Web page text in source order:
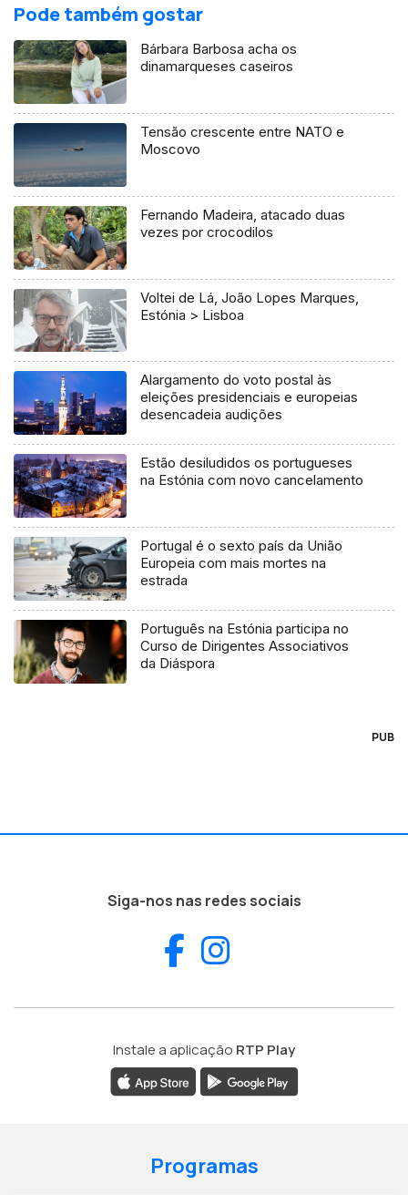
Pode também gostar
Bárbara Barbosa acha os
dinamarqueses caseiros
Tensão crescente entre NATO e
Moscovo
Fernando Madeira, atacado duas
vezes por crocodilos
Voltei de Lá, João Lopes Marques,
Estónia > Lisboa
Alargamento do voto postal às
eleições presidenciais e europeias
desencadeia audições
Estão desiludidos os portugueses
na Estónia com novo cancelamento
Portugal é o sexto país da União
Europeia com mais mortes na
estrada
Português na Estónia participa no
Curso de Dirigentes Associativos
da Diáspora
PUB
Siga-nos nas redes sociais
Facebook
Instale a aplicação RTP Play
Programas